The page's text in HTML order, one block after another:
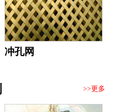
冲孔网
>>更多